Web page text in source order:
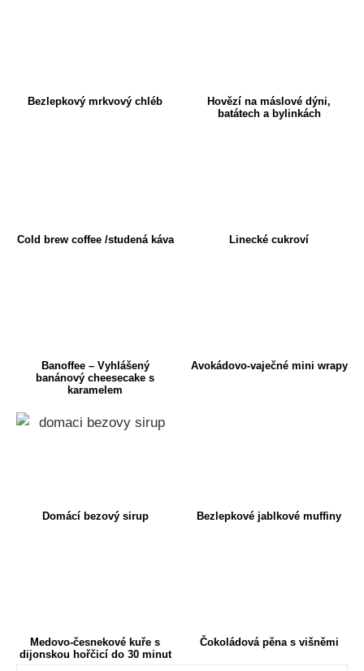
Bezlepkový mrkvový chléb
Hovězí na máslové dýni,
batátech a bylinkách
Cold brew coffee /studená káva Linecké cukroví
Banoffee – Vyhlášený
banánový cheesecake s
karamelem
Avokádovo-vaječné mini wrapy
Domácí bezový sirup Bezlepkové jablkové muffiny
Medovo-česnekové kuře s
dijonskou hořčicí do 30 minut
Čokoládová pěna s višněmi